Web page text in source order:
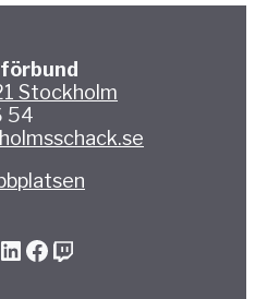
Stockholm
54
LinkedIn Facebook Twitch